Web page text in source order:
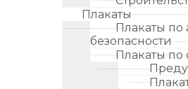
Плакаты
Плакаты по
безопасности
Плакаты по